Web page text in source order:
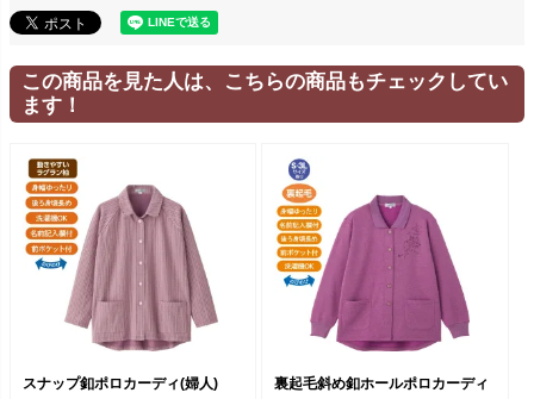
この商品を見た人は、こちらの商品もチェックしてい
ます！
スナップ釦ポロカーディ(婦人)
裏起毛斜め釦ホールポロカーディ